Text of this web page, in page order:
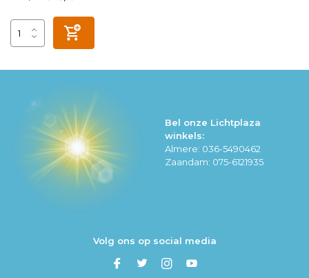
Bel onze Lichtplaza
winkels:
Almere: 036-5490462
Zaandam: 075-6121935
Volg ons op social media